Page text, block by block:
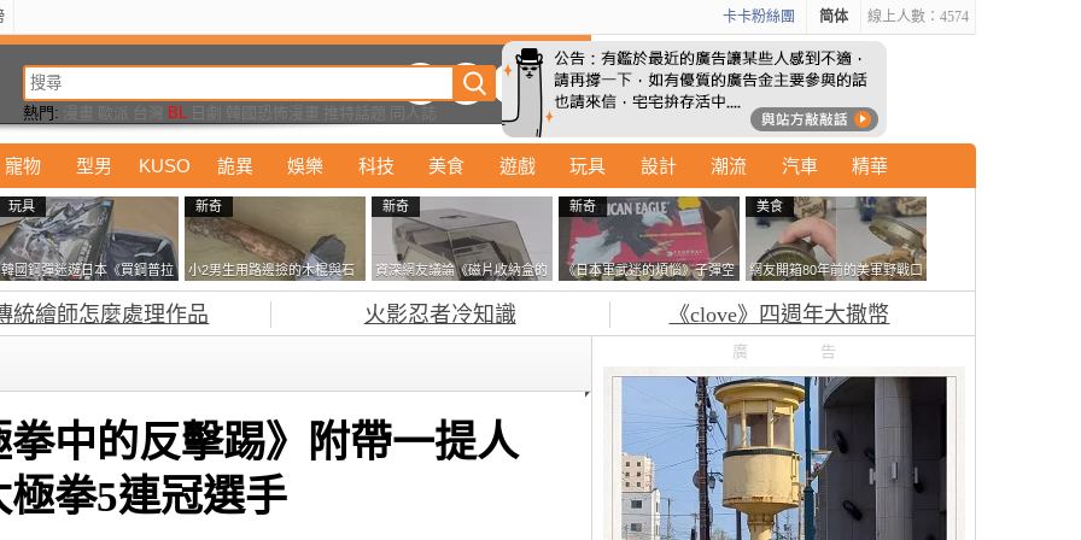
線上人數：4574
简体
卡卡粉絲團
熱門: BL
寵物 型男 KUSO 詭異 娛樂 科技 美食 遊戲 玩具 設計 潮流 汽車 精華
玩具
韓國鋼彈迷遊日本《買鋼普拉
塞不進行李箱》網友們集思廣
益提供解方了……
新奇
小2男生用路邊撿的木棍與石
頭做成了《石斧》馬麻打開書
包嚇一跳怎麼會有這種東
西！？
新奇
資深網友議論《磁片收納盒的
鎖有什麼用》想偷的話整盒拿
走不就好了嗎？
新奇
《日本軍武迷的煩惱》子彈空
盒在日本超級貴 美國網友直
美食
網友開箱80年前的美軍野戰口
糧 罐頭本身保存良好，但裡
面的味道...
統繪師怎麼處理作品 火影忍者冷知識 《clove》四週年大撒幣
中的反擊踢》附帶一提人
拳5連冠選手
漫
廣告